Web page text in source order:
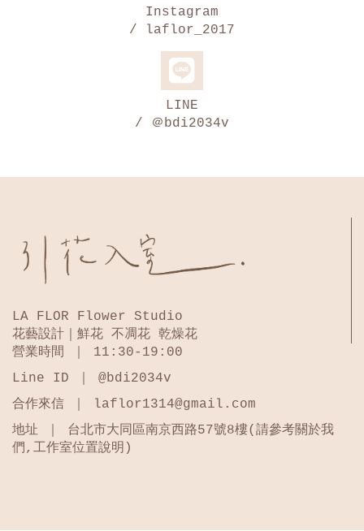
Instagram
/ laflor_2017
LINE
/ ＠bdi2034v
LA FLOR Flower Studio
花藝設計｜鮮花 不凋花 乾燥花
營業時間 ｜ 11:30-19:00
Line ID ｜ @bdi2034v
合作來信 ｜ laflor1314@gmail.com
地址 ｜ 台北市大同區南京西路57號8樓(請參考關於我
們,工作室位置說明)